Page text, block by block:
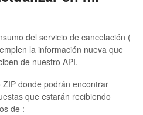
del servicio de cancelación (
la información nueva que
de nuestro API.
donde podrán encontrar
que estarán recibiendo
de :